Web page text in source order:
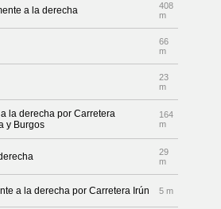
a la derecha
408
m
66
m
23
m
la derecha por Carretera
y Burgos
164
m
29
m
a la derecha por Carretera Irún 5 m